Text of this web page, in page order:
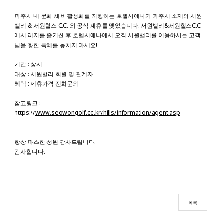
파주시 내 문화 체육 활성화를 지향하는 호텔시에나가 파주시 소재의 서원
밸리 & 서원힐스 C.C. 와 공식 제휴를 맺었습니다. 서원밸리&서원힐스C.C
에서 레저를 즐기신 후 호텔시에나에서 오직 서원밸리를 이용하시는 고객
님을 향한 특혜를 놓치지 마세요!
기간 : 상시
대상 : 서원밸리 회원 및 관계자
혜택 : 제휴가격 전화문의
참고링크 :
https://www.seowongolf.co.kr/hills/information/agent.asp
항상 따스한 성원 감사드립니다.
감사합니다.
목록